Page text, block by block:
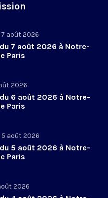
août 2026
7 août 2026 à Notre-
Paris
2026
6 août 2026 à Notre-
Paris
août 2026
5 août 2026 à Notre-
Paris
2026